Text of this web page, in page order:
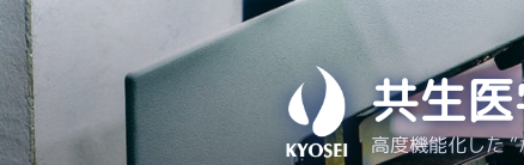
コ
ン
テ
ン
ツ
共生
高度機能化した